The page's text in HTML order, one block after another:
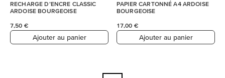
RECHARGE D’ENCRE CLASSIC
ARDOISE BOURGEOISE
7,50 €
Ajouter au panier
PAPIER CARTONNÉ A4 ARDOISE
BOURGEOISE
17,00 €
Ajouter au panier